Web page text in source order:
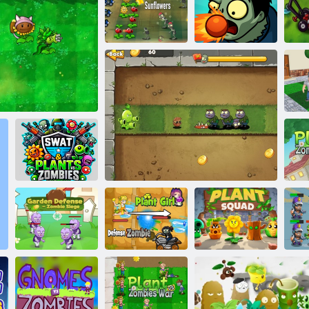
Plant Unite: Zombie War
Rastliny proti
bublinám
rastliny
Zombie proti
slnečnici
Mutantné rastliny vs zombie
Špeciálne
jednotky a
rastliny vs.
zombie
Obrana záhrady
- Zombie Siege
Plant Girl
Protection
Zombie
Skupina na
pestovanie
rastlín